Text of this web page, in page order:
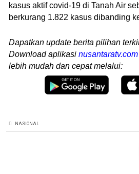
kasus aktif covid-19 di Tanah Air
berkurang 1.822 kasus dibanding
Dapatkan update berita pilihan
Download aplikasi nusantaratv.com
lebih mudah dan cepat melalui:
NASIONAL